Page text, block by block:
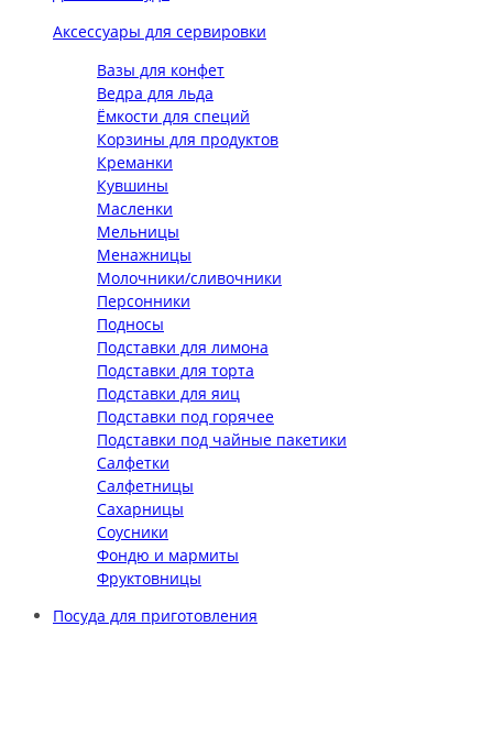
Аксессуары для сервировки
Вазы для конфет
Ведра для льда
Ёмкости для специй
Корзины для продуктов
Креманки
Кувшины
Масленки
Мельницы
Менажницы
Молочники/сливочники
Персонники
Подносы
Подставки для лимона
Подставки для торта
Подставки для яиц
Подставки под горячее
Подставки под чайные пакетики
Салфетки
Салфетницы
Сахарницы
Соусники
Фондю и мармиты
Фруктовницы
Посуда для приготовления